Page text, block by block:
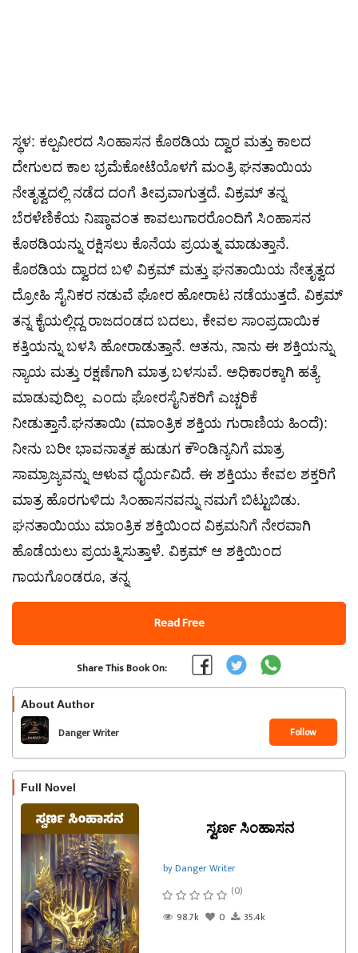
ಸ್ಥಳ: ಕಲ್ಪವೀರದ ಸಿಂಹಾಸನ ಕೊಠಡಿಯ ದ್ವಾರ ಮತ್ತು ಕಾಲದ
ದೇಗುಲದ ಕಾಲ ಭ್ರಮೆಕೋಟೆಯೊಳಗೆ ಮಂತ್ರಿ ಘನತಾಯಿಯ
ನೇತೃತ್ವದಲ್ಲಿ ನಡೆದ ದಂಗೆ ತೀವ್ರವಾಗುತ್ತದೆ. ವಿಕ್ರಮ್ ತನ್ನ
ಬೆರಳೆಣಿಕೆಯ ನಿಷ್ಠಾವಂತ ಕಾವಲುಗಾರರೊಂದಿಗೆ ಸಿಂಹಾಸನ
ಕೊಠಡಿಯನ್ನು ರಕ್ಷಿಸಲು ಕೊನೆಯ ಪ್ರಯತ್ನ ಮಾಡುತ್ತಾನೆ.
ಕೊಠಡಿಯ ದ್ವಾರದ ಬಳಿ ವಿಕ್ರಮ್ ಮತ್ತು ಘನತಾಯಿಯ ನೇತೃತ್ವದ
ದ್ರೋಹಿ ಸೈನಿಕರ ನಡುವೆ ಘೋರ ಹೋರಾಟ ನಡೆಯುತ್ತದೆ. ವಿಕ್ರಮ್
ತನ್ನ ಕೈಯಲ್ಲಿದ್ದ ರಾಜದಂಡದ ಬದಲು, ಕೇವಲ ಸಾಂಪ್ರದಾಯಿಕ
ಕತ್ತಿಯನ್ನು ಬಳಸಿ ಹೋರಾಡುತ್ತಾನೆ. ಆತನು, ನಾನು ಈ ಶಕ್ತಿಯನ್ನು
ನ್ಯಾಯ ಮತ್ತು ರಕ್ಷಣೆಗಾಗಿ ಮಾತ್ರ ಬಳಸುವೆ. ಅಧಿಕಾರಕ್ಕಾಗಿ ಹತ್ಯೆ
ಮಾಡುವುದಿಲ್ಲ ಎಂದು ಘೋರಸೈನಿಕರಿಗೆ ಎಚ್ಚರಿಕೆ
ನೀಡುತ್ತಾನೆ.ಘನತಾಯಿ (ಮಾಂತ್ರಿಕ ಶಕ್ತಿಯ ಗುರಾಣಿಯ ಹಿಂದೆ):
ನೀನು ಬರೀ ಭಾವನಾತ್ಮಕ ಹುಡುಗ ಕೌಂಡಿನ್ಯನಿಗೆ ಮಾತ್ರ
ಸಾಮ್ರಾಜ್ಯವನ್ನು ಆಳುವ ಧೈರ್ಯವಿದೆ. ಈ ಶಕ್ತಿಯು ಕೇವಲ ಶಕ್ತರಿಗೆ
ಮಾತ್ರ ಹೊರಗುಳಿದು ಸಿಂಹಾಸನವನ್ನು ನಮಗೆ ಬಿಟ್ಟುಬಿಡು.
ಘನತಾಯಿಯು ಮಾಂತ್ರಿಕ ಶಕ್ತಿಯಿಂದ ವಿಕ್ರಮನಿಗೆ ನೇರವಾಗಿ
ಹೊಡೆಯಲು ಪ್ರಯತ್ನಿಸುತ್ತಾಳೆ. ವಿಕ್ರಮ್ ಆ ಶಕ್ತಿಯಿಂದ
ಗಾಯಗೊಂಡರೂ, ತನ್ನ
Read Free
Share This Book On:
About Author
Danger Writer Follow
Full Novel
ಸ್ವರ್ಣ ಸಿಂಹಾಸನ
by Danger Writer
(0)
98.7k
0 35.4k